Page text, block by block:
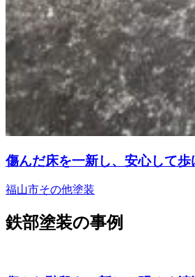
傷んだ床を一新し、安心して歩
福山市その他塗装
鉄部塗装の事例